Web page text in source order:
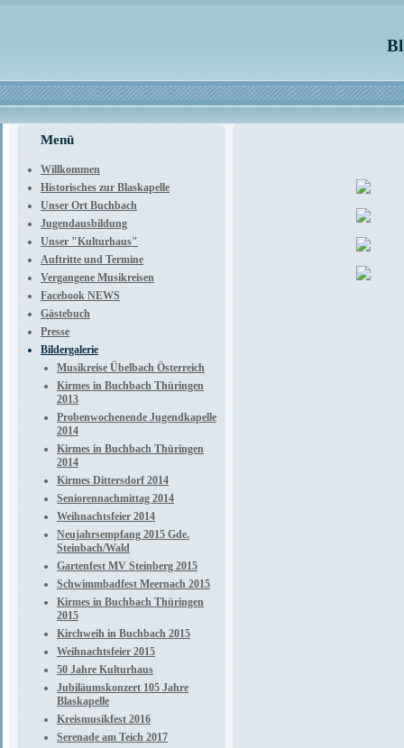
Menü
Willkommen
Historisches zur Blaskapelle
Unser Ort Buchbach
Jugendausbildung
Unser "Kulturhaus"
Auftritte und Termine
Vergangene Musikreisen
Facebook NEWS
Gästebuch
Presse
Bildergalerie
Musikreise Übelbach Österreich
Kirmes in Buchbach Thüringen
2013
Probenwochenende Jugendkapelle
2014
Kirmes in Buchbach Thüringen
2014
Kirmes Dittersdorf 2014
Seniorennachmittag 2014
Weihnachtsfeier 2014
Neujahrsempfang 2015 Gde.
Steinbach/Wald
Gartenfest MV Steinberg 2015
Schwimmbadfest Meernach 2015
Kirmes in Buchbach Thüringen
2015
Kirchweih in Buchbach 2015
Weihnachtsfeier 2015
50 Jahre Kulturhaus
Jubiläumskonzert 105 Jahre
Blaskapelle
Kreismusikfest 2016
Serenade am Teich 2017